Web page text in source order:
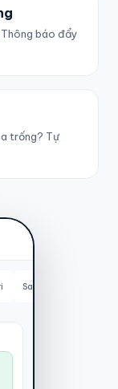
báo đẩy
trống? Tự
Sat